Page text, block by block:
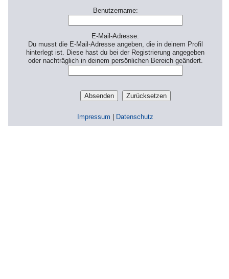
Benutzername:
E-Mail-Adresse:
Du musst die E-Mail-Adresse angeben, die in deinem Profil
hinterlegt ist. Diese hast du bei der Registrierung angegeben
oder nachträglich in deinem persönlichen Bereich geändert.
Impressum Datenschutz